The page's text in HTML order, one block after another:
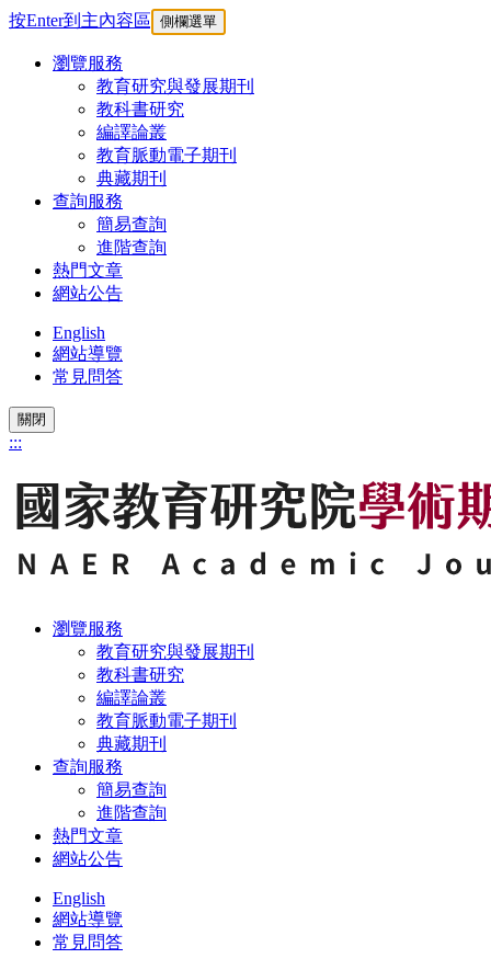
按Enter到主內容區 側欄選單
瀏覽服務
教育研究與發展期刊
教科書研究
編譯論叢
教育脈動電子期刊
典藏期刊
查詢服務
簡易查詢
進階查詢
熱門文章
網站公告
English
網站導覽
常見問答
關閉
:::
瀏覽服務
教育研究與發展期刊
教科書研究
編譯論叢
教育脈動電子期刊
典藏期刊
查詢服務
簡易查詢
進階查詢
熱門文章
網站公告
English
網站導覽
常見問答